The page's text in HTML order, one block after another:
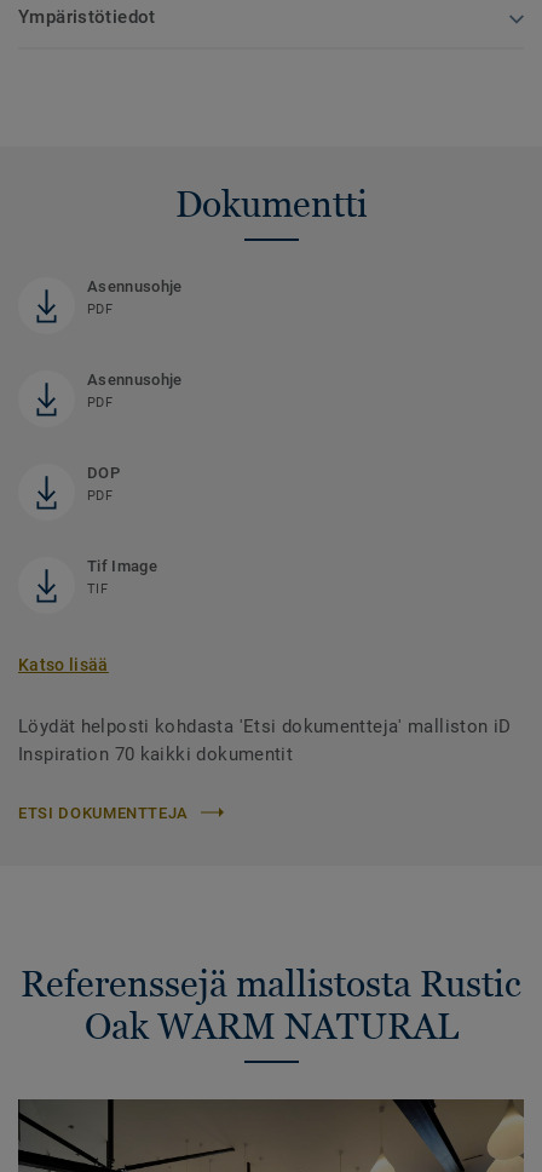
Ympäristötiedot
Dokumentti
Asennusohje
PDF
Asennusohje
PDF
DOP
PDF
Tif Image
TIF
Katso lisää
Löydät helposti kohdasta 'Etsi dokumentteja' malliston iD
Inspiration 70 kaikki dokumentit
ETSI DOKUMENTTEJA
Referenssejä mallistosta Rustic
Oak WARM NATURAL